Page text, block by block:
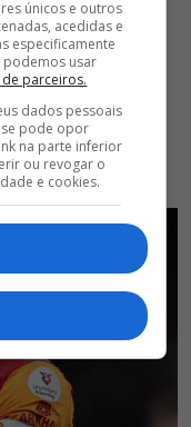
únicos e outros
acedidas e
especificamente
podemos usar
de parceiros.
dados pessoais
pode opor
na parte inferior
ou revogar o
e cookies.